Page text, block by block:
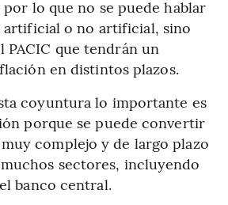
lo que no se puede hablar
o no artificial, sino
PACIC que tendrán un
en distintos plazos.
coyuntura lo importante es
porque se puede convertir
complejo y de largo plazo
sectores, incluyendo
banco central.